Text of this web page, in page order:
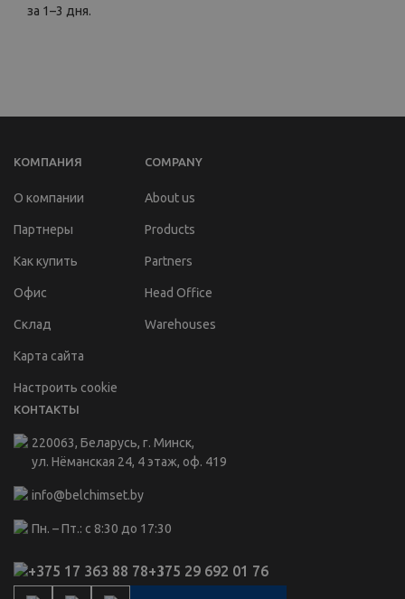
за 1–3 дня.
КОМПАНИЯ
О компании
Партнеры
Как купить
Офис
Склад
Карта сайта
Настроить cookie
COMPANY
About us
Products
Partners
Head Office
Warehouses
КОНТАКТЫ
220063, Беларусь, г. Минск,
ул. Нёманская 24, 4 этаж, оф. 419
info@belchimset.by
Пн. – Пт.: с 8:30 до 17:30
+375 17 363 88 78+375 29 692 01 76